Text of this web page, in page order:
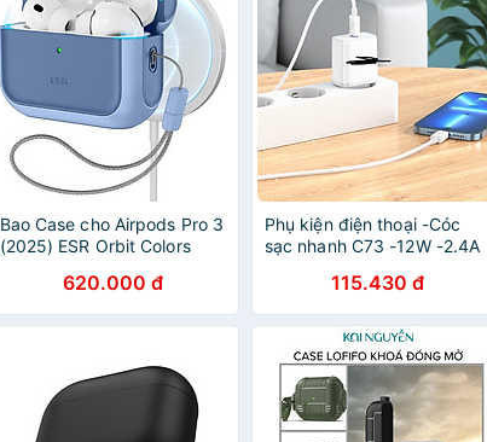
Bao Case cho Airpods Pro 3
(2025) ESR Orbit Colors
Hàng Chính Hãng
620.000 đ
Phụ kiện điện thoại -Cóc
sạc nhanh C73 -12W -2.4A
dài 1M an toàn và tiện lợi -
Hàng nhập khẩu
115.430 đ